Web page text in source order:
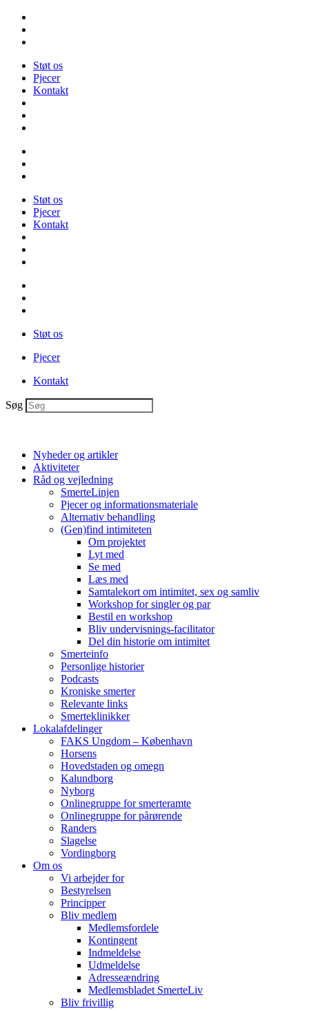
Videre
indhold
Støt os
Pjecer
Kontakt
Støt os
Pjecer
Kontakt
Støt os
Pjecer
Kontakt
Søg
Nyheder og artikler
Aktiviteter
Råd og vejledning
SmerteLinjen
Pjecer og informationsmateriale
Alternativ behandling
(Gen)find intimiteten
Om projektet
Lyt med
Se med
Læs med
Samtalekort om intimitet, sex og samliv
Workshop for singler og par
Bestil en workshop
Bliv undervisnings-facilitator
Del din historie om intimitet
Smerteinfo
Personlige historier
Podcasts
Kroniske smerter
Relevante links
Smerteklinikker
Lokalafdelinger
FAKS Ungdom – København
Horsens
Hovedstaden og omegn
Kalundborg
Nyborg
Onlinegruppe for smerteramte
Onlinegruppe for pårørende
Randers
Slagelse
Vordingborg
Om os
Vi arbejder for
Bestyrelsen
Principper
Bliv medlem
Medlemsfordele
Kontingent
Indmeldelse
Udmeldelse
Adresseændring
Medlemsbladet SmerteLiv
Bliv frivillig